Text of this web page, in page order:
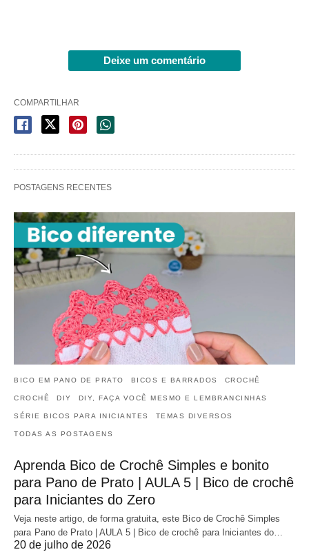
Deixe um comentário
COMPARTILHAR
POSTAGENS RECENTES
BICO EM PANO DE PRATO BICOS E BARRADOS CROCHÊ
CROCHÊ DIY DIY, FAÇA VOCÊ MESMO E LEMBRANCINHAS
SÉRIE BICOS PARA INICIANTES TEMAS DIVERSOS
TODAS AS POSTAGENS
Aprenda Bico de Crochê Simples e bonito
para Pano de Prato | AULA 5 | Bico de crochê
para Iniciantes do Zero
Veja neste artigo, de forma gratuita, este Bico de Crochê Simples
para Pano de Prato | AULA 5 | Bico de crochê para Iniciantes do…
20 de julho de 2026